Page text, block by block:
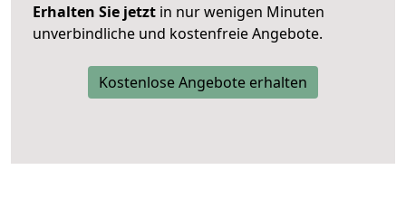
Erhalten Sie jetzt in nur wenigen Minuten
unverbindliche und kostenfreie Angebote.
Kostenlose Angebote erhalten